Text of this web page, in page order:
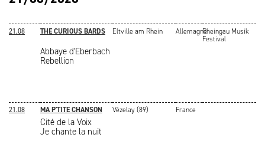
21.08 THE CURIOUS BARDS Eltville am Rhein AllemagneRheingau Musik
Festival
Abbaye d'Eberbach
Rebellion
21.08 MA P'TITE CHANSON Vézelay (89) France
Cité de la Voix
Je chante la nuit